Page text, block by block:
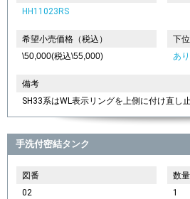
HH11023RS
希望小売価格（税込）
\50,000(税込\55,000)
下
あり
備考
SH33系はWL表示リングを上側に付け直し
手洗付密結タンク
図番
02
数量
1